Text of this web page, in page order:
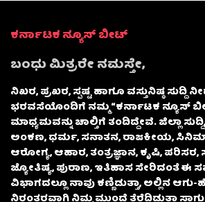
ಕರ್ನಾಟಕ ನ್ಯೂಸ್ ಬೀಟ್
ಬಂಧು ಮಿತ್ರರೇ ನಮಸ್ತೇ,
ನಿಖರ, ಪ್ರಖರ, ಸ್ಪಷ್ಟ ಹಾಗೂ ವಸ್ತುನಿಷ್ಠ ಸುದ್ದಿ
ಭರವಸೆಯೊಂದಿಗೆ ನಮ್ಮ “ಕರ್ನಾಟಕ ನ್ಯೂಸ್
ಮಾಧ್ಯಮವನ್ನು ಚಾಲ್ತಿಗೆ ತಂದಿದ್ದೇವೆ. ಜಿಲ್ಲಾ
ಅಂಕಣ, ಧರ್ಮ, ಸನಾತನ, ರಾಜಕೀಯ,
ಆರೋಗ್ಯ, ಆಹಾರ, ತಂತ್ರಜ್ಞಾನ, ಕೃಷಿ, ಪರಿಸರ,
ಜ್ಯೋತಿಷ್ಯ, ಪುರಾಣ, ಇತಿಹಾಸ ಸೇರಿದಂತೆ ಈ
ವಿಭಾಗದಲ್ಲೂ ನಾವು ಕಣ್ಣಿಡುತ್ತಾ, ಅಲ್ಲಿನ ಆಗು-